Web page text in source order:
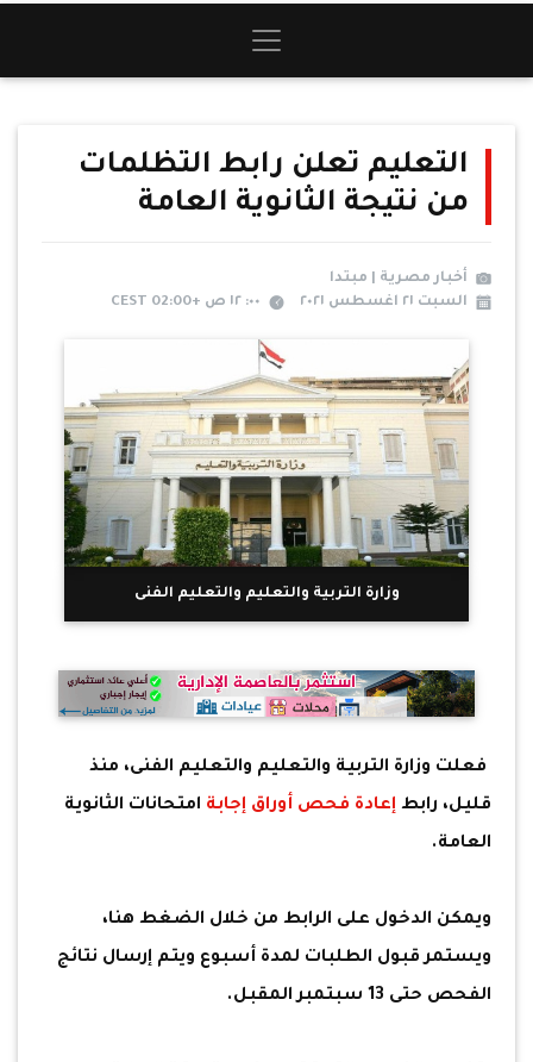
التعليم تعلن رابط التظلمات
من نتيجة الثانوية العامة
أخبار مصرية | مبتدا
السبت ٢١ اغسطس ٢٠٢١
٠٠: ١٢ ص +02:00 CEST
وزارة التربية والتعليم والتعليم الفنى
فعلت وزارة التربية والتعليم والتعليم الفنى، منذ
قليل، رابطإعادة فحص أوراق إجابة امتحانات الثانوية
العامة.
ويمكن الدخول على الرابط من خلال الضغط هنا،
ويستمر قبول الطلبات لمدة أسبوع ويتم إرسال نتائج
الفحص حتى 13 سبتمبر المقبل.